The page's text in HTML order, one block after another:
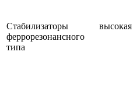
Стабилизаторы
феррорезонансного
типа
высокая